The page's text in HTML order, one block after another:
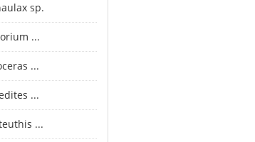
sp.
...
...
...
...